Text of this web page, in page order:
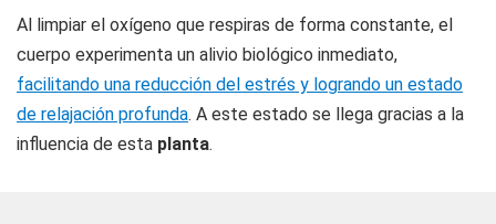
Al limpiar el oxígeno que respiras de forma constante, el
cuerpo experimenta un alivio biológico inmediato,
facilitando una reducción del estrés y logrando un estado
de relajación profunda. A este estado se llega gracias a la
influencia de esta planta.